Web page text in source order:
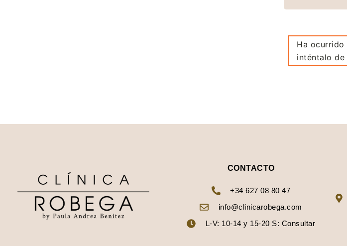
Ha ocurrido
inténtalo de
CONTACTO
+34 627 08 80 47
info@clinicarobega.com
L-V: 10-14 y 15-20 S: Consultar